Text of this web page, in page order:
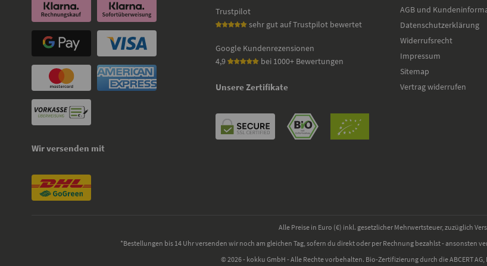
Wir versenden mit
Trustpilot
sehr gut auf Trustpilot bewertet
Google Kundenrezensionen
4,9
bei 1000+ Bewertungen
Unsere Zertifikate
AGB und
Datenschutzerklärung
Widerrufsrecht
Impressum
Sitemap
Vertrag widerrufen
Alle Preise in Euro (€) inkl. gesetzlicher Mehrwertsteuer, zuzüglich
*Bestellungen bis 14 Uhr versenden wir noch am gleichen Tag, sofern du direkt oder per Rechnung bezahlst - ansonsten
© 2026 - kokku GmbH - Alle Rechte vorbehalten. Bio-Zertifizierung durch die ABCERT AG,